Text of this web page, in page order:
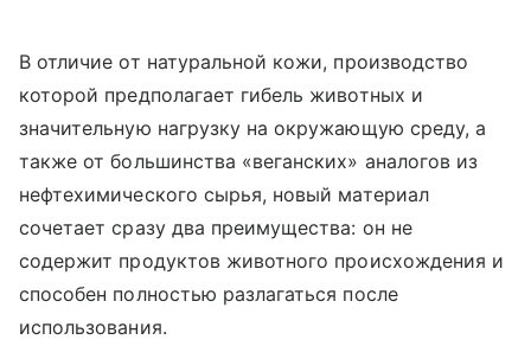
В отличие от натуральной кожи, производство
которой предполагает гибель животных и
значительную нагрузку на окружающую среду, а
также от большинства «веганских» аналогов из
нефтехимического сырья, новый материал
сочетает сразу два преимущества: он не
содержит продуктов животного происхождения и
способен полностью разлагаться после
использования.